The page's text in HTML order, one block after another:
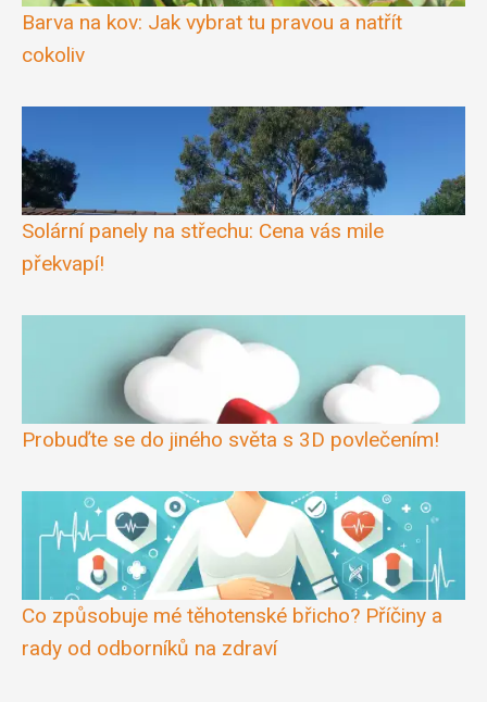
Barva na kov: Jak vybrat tu pravou a natřít
cokoliv
Solární panely na střechu: Cena vás mile
překvapí!
Probuďte se do jiného světa s 3D povlečením!
Co způsobuje mé těhotenské břicho? Příčiny a
rady od odborníků na zdraví